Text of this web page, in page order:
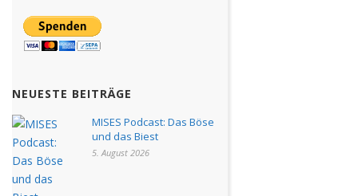
NEUESTE BEITRÄGE
MISES Podcast: Das Böse
und das Biest
5. August 2026